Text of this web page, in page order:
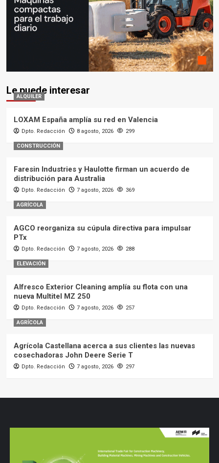
Le puede interesar
ALQUILER
LOXAM España amplía su red en Valencia
Dpto. Redacción 8 agosto, 2026 299
CONSTRUCCIÓN
Faresin Industries y Haulotte firman un acuerdo de
distribución para Australia
Dpto. Redacción 7 agosto, 2026 369
AGRÍCOLA
AGCO reorganiza su cúpula directiva para impulsar
PTx
Dpto. Redacción 7 agosto, 2026 288
ELEVACIÓN
Alfresco Exterior Cleaning amplía su flota con una
nueva Multitel MZ 250
Dpto. Redacción 7 agosto, 2026 257
AGRÍCOLA
Agrícola Castellana acerca a sus clientes las nuevas
cosechadoras John Deere Serie T
Dpto. Redacción 7 agosto, 2026 297